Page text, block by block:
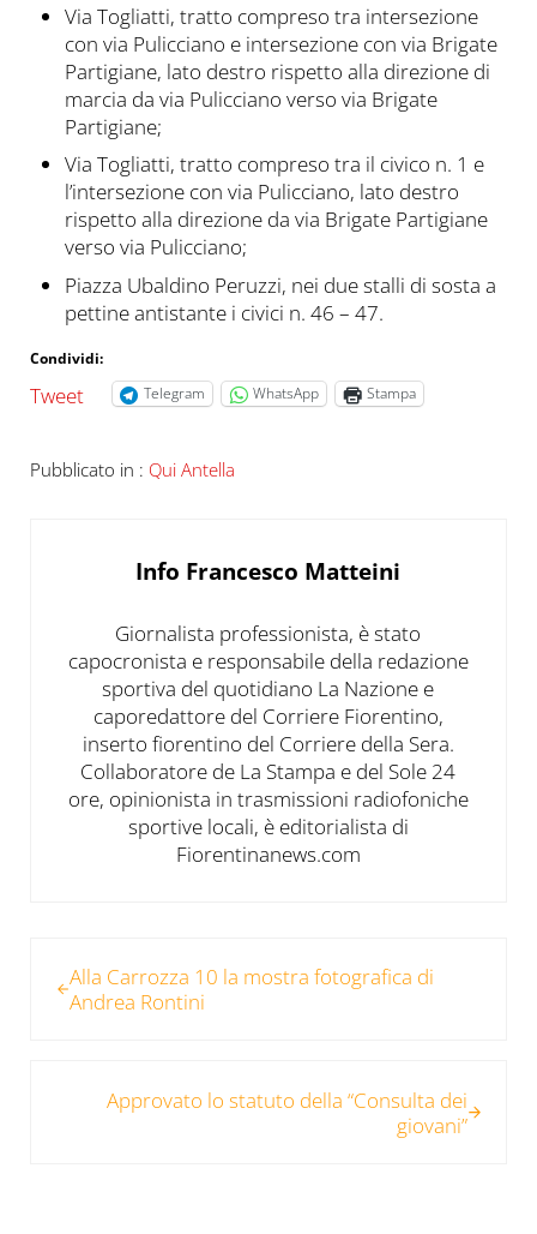
Via Togliatti, tratto compreso tra intersezione
con via Pulicciano e intersezione con via Brigate
Partigiane, lato destro rispetto alla direzione di
marcia da via Pulicciano verso via Brigate
Partigiane;
Via Togliatti, tratto compreso tra il civico n. 1 e
l’intersezione con via Pulicciano, lato destro
rispetto alla direzione da via Brigate Partigiane
verso via Pulicciano;
Piazza Ubaldino Peruzzi, nei due stalli di sosta a
pettine antistante i civici n. 46 – 47.
Condividi:
Tweet Telegram WhatsApp Stampa
Pubblicato in : Qui Antella
Info Francesco Matteini
Giornalista professionista, è stato
capocronista e responsabile della redazione
sportiva del quotidiano La Nazione e
caporedattore del Corriere Fiorentino,
inserto fiorentino del Corriere della Sera.
Collaboratore de La Stampa e del Sole 24
ore, opinionista in trasmissioni radiofoniche
sportive locali, è editorialista di
Fiorentinanews.com
Alla Carrozza 10 la mostra fotografica di
Andrea Rontini
Approvato lo statuto della “Consulta dei
giovani”